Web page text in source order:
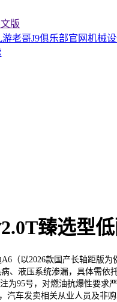
臻选型
以2026款国产长轴距版为
液压系统渗漏，具体需依
为95号，对燃油抗爆性要
汽车发卖相关从业人员及非